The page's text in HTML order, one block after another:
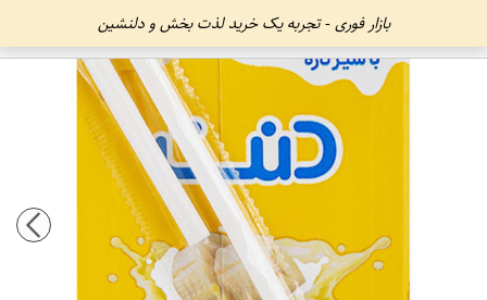
بازار فوری - تجربه یک خرید لذت بخش و دلنشین